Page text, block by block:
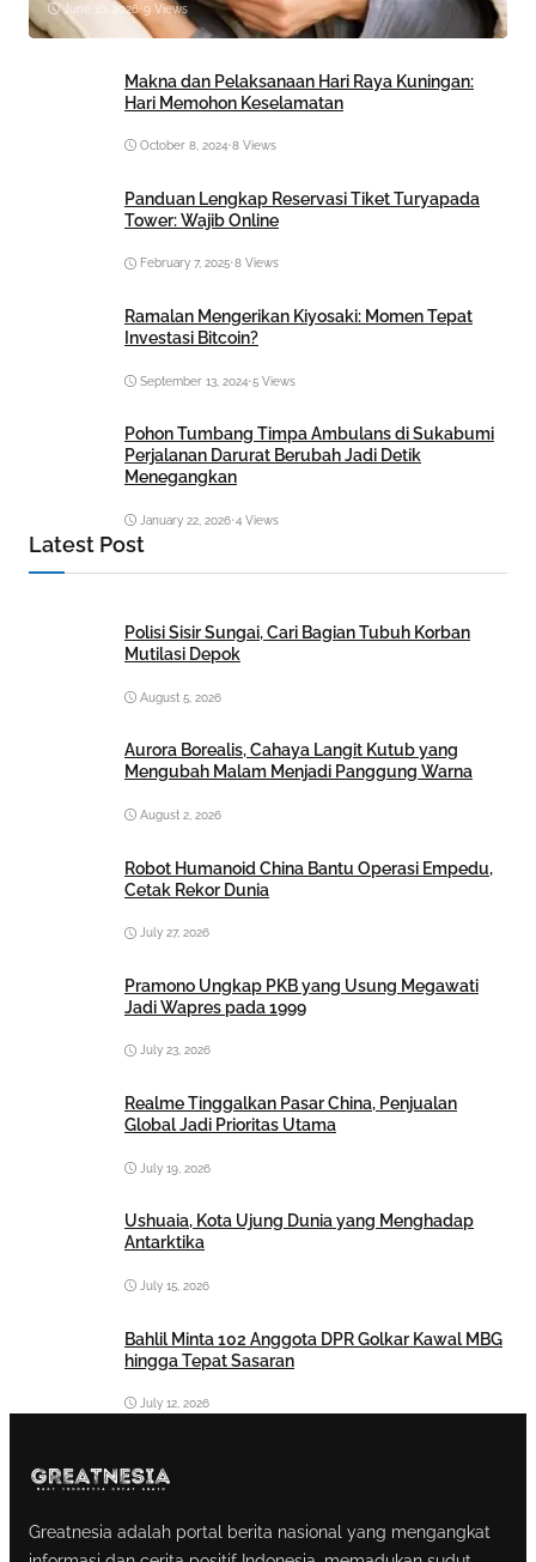
June 16, 2026•9 Views
Makna dan Pelaksanaan Hari Raya Kuningan:
Hari Memohon Keselamatan
October 8, 2024•8 Views
Panduan Lengkap Reservasi Tiket Turyapada
Tower: Wajib Online
February 7, 2025•8 Views
Ramalan Mengerikan Kiyosaki: Momen Tepat
Investasi Bitcoin?
September 13, 2024•5 Views
Pohon Tumbang Timpa Ambulans di Sukabumi
Perjalanan Darurat Berubah Jadi Detik
Menegangkan
January 22, 2026•4 Views
Latest Post
Polisi Sisir Sungai, Cari Bagian Tubuh Korban
Mutilasi Depok
August 5, 2026
Aurora Borealis, Cahaya Langit Kutub yang
Mengubah Malam Menjadi Panggung Warna
August 2, 2026
Robot Humanoid China Bantu Operasi Empedu,
Cetak Rekor Dunia
July 27, 2026
Pramono Ungkap PKB yang Usung Megawati
Jadi Wapres pada 1999
July 23, 2026
Realme Tinggalkan Pasar China, Penjualan
Global Jadi Prioritas Utama
July 19, 2026
Ushuaia, Kota Ujung Dunia yang Menghadap
Antarktika
July 15, 2026
Bahlil Minta 102 Anggota DPR Golkar Kawal MBG
hingga Tepat Sasaran
July 12, 2026
Greatnesia adalah portal berita nasional yang mengangkat